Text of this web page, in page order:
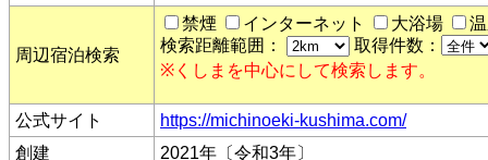
周辺宿泊検索
禁煙 インターネット 大浴場
検索距離範囲：
取得件数：
※くしまを中心にして検索します。
公式サイト
https://michinoeki-kushima.com/
創建
2021年〔令和3年〕